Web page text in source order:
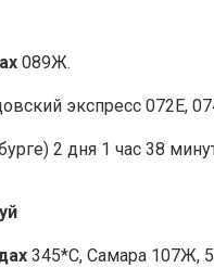
089Ж.
экспресс 072Е,
2 дня 1 час 38
345*С, Самара 107Ж,